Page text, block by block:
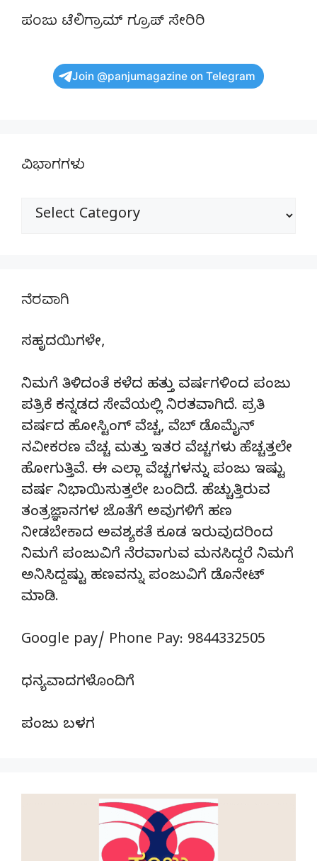
ಪಂಜು ಟೆಲಿಗ್ರಾಮ್ ಗ್ರೂಪ್ ಸೇರಿರಿ
Join @panjumagazine on Telegram
ವಿಭಾಗಗಳು
ವಿಭಾಗಗಳು
ನೆರವಾಗಿ
ಸಹೃದಯಿಗಳೇ,
ನಿಮಗೆ ತಿಳಿದಂತೆ ಕಳೆದ ಹತ್ತು ವರ್ಷಗಳಿಂದ ಪಂಜು
ಪತ್ರಿಕೆ ಕನ್ನಡದ ಸೇವೆಯಲ್ಲಿ ನಿರತವಾಗಿದೆ. ಪ್ರತಿ
ವರ್ಷದ ಹೋಸ್ಟಿಂಗ್‌ ವೆಚ್ಚ, ವೆಬ್‌ ಡೊಮೈನ್‌
ನವೀಕರಣ ವೆಚ್ಚ ಮತ್ತು ಇತರ ವೆಚ್ಚಗಳು ಹೆಚ್ಚತ್ತಲೇ
ಹೋಗುತ್ತಿವೆ. ಈ ಎಲ್ಲಾ ವೆಚ್ಚಗಳನ್ನು ಪಂಜು ಇಷ್ಟು
ವರ್ಷ ನಿಭಾಯಿಸುತ್ತಲೇ ಬಂದಿದೆ. ಹೆಚ್ಚುತ್ತಿರುವ
ತಂತ್ರಜ್ಞಾನಗಳ ಜೊತೆಗೆ ಅವುಗಳಿಗೆ ಹಣ
ನೀಡಬೇಕಾದ ಅವಶ್ಯಕತೆ ಕೂಡ ಇರುವುದರಿಂದ
ನಿಮಗೆ ಪಂಜುವಿಗೆ ನೆರವಾಗುವ ಮನಸಿದ್ದರೆ ನಿಮಗೆ
ಅನಿಸಿದ್ದಷ್ಟು ಹಣವನ್ನು ಪಂಜುವಿಗೆ ಡೊನೇಟ್‌
ಮಾಡಿ.
Google pay/ Phone Pay: 9844332505
ಧನ್ಯವಾದಗಳೊಂದಿಗೆ
ಪಂಜು ಬಳಗ